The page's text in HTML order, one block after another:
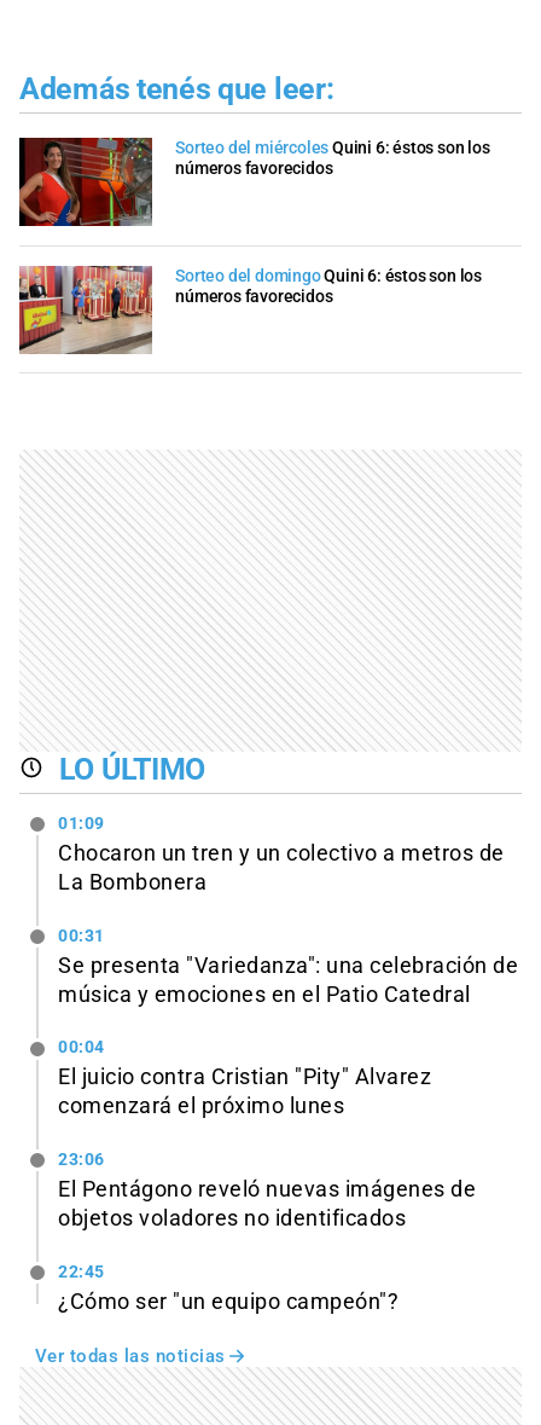
Además tenés que leer:
Sorteo del miércolesQuini 6: éstos son los
números favorecidos
Sorteo del domingoQuini 6: éstos son los
números favorecidos
LO ÚLTIMO
01:09
Chocaron un tren y un colectivo a metros de
La Bombonera
00:31
Se presenta "Variedanza": una celebración de
música y emociones en el Patio Catedral
00:04
El juicio contra Cristian "Pity" Alvarez
comenzará el próximo lunes
23:06
El Pentágono reveló nuevas imágenes de
objetos voladores no identificados
22:45
¿Cómo ser "un equipo campeón"?
Ver todas las noticias